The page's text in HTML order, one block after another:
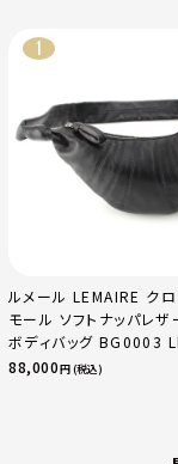
ルメール LEMAIRE クロ
モール ソフトナッパレザ
ボディバッグ BG0003
ック
88,000円 (税込)